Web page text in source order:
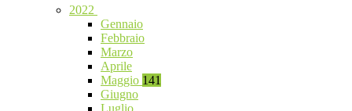
2022
Gennaio
Febbraio
Marzo
Aprile
Maggio 141
Giugno